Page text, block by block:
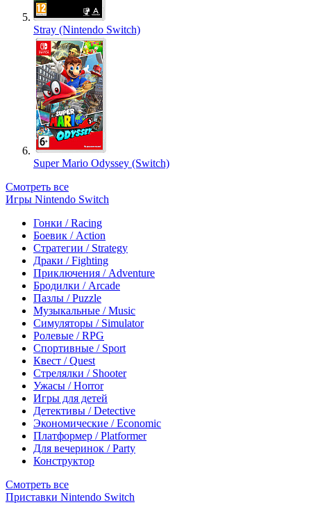
Stray (Nintendo Switch)
Super Mario Odyssey (Switch)
Смотреть все
Игры Nintendo Switch
Гонки / Racing
Боевик / Action
Стратегии / Strategy
Драки / Fighting
Приключения / Adventure
Бродилки / Arcade
Пазлы / Puzzle
Музыкальные / Music
Симуляторы / Simulator
Ролевые / RPG
Спортивные / Sport
Квест / Quest
Стрелялки / Shooter
Ужасы / Horror
Игры для детей
Детективы / Detective
Экономические / Economic
Платформер / Platformer
Для вечеринок / Party
Конструктор
Смотреть все
Приставки Nintendo Switch